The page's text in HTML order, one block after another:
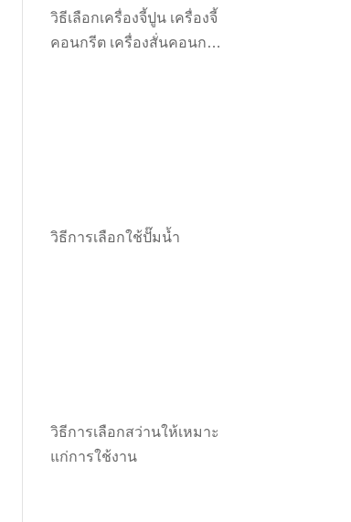
วิธีเลือกเครื่องจี้ปูน เครื่องจี้
คอนกรีต เครื่องสั่นคอนกรีต
วิธีการเลือกใช้ปั๊มน้ำ
วิธีการเลือกสว่านให้เหมาะ
แก่การใช้งาน